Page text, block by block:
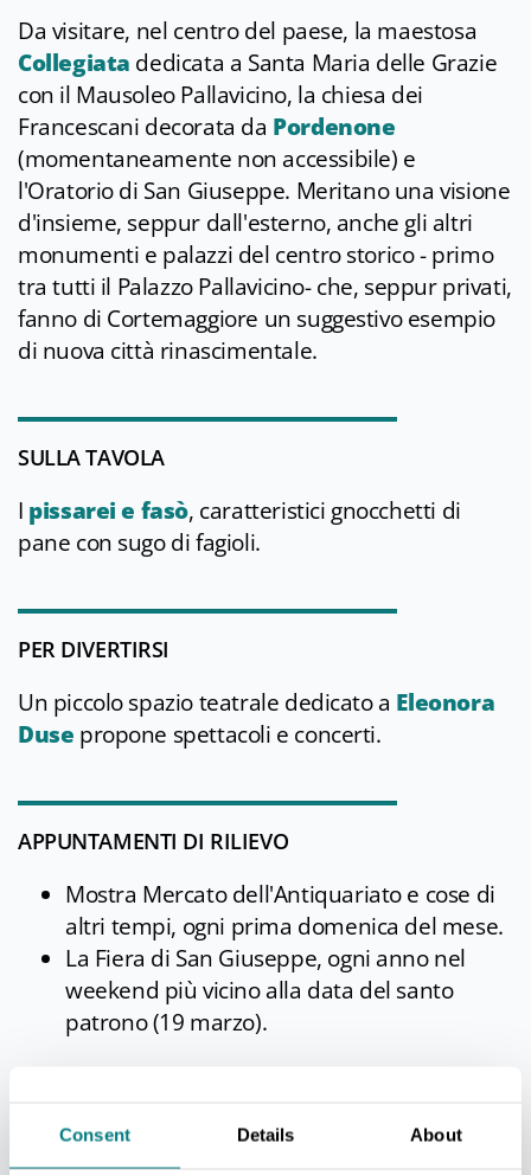
Consent Details About
Da visitare, nel centro del paese, la maestosa
Collegiata dedicata a Santa Maria delle Grazie
con il Mausoleo Pallavicino, la chiesa dei
Francescani decorata da Pordenone
(momentaneamente non accessibile) e
l'Oratorio di San Giuseppe. Meritano una visione
d'insieme, seppur dall'esterno, anche gli altri
monumenti e palazzi del centro storico - primo
tra tutti il Palazzo Pallavicino- che, seppur privati,
fanno di Cortemaggiore un suggestivo esempio
di nuova città rinascimentale.
SULLA TAVOLA
I pissarei e fasò, caratteristici gnocchetti di
pane con sugo di fagioli.
PER DIVERTIRSI
Un piccolo spazio teatrale dedicato a Eleonora
Duse propone spettacoli e concerti.
APPUNTAMENTI DI RILIEVO
Mostra Mercato dell'Antiquariato e cose di
altri tempi, ogni prima domenica del mese.
La Fiera di San Giuseppe, ogni anno nel
weekend più vicino alla data del santo
patrono (19 marzo).
NEI DINTORNI